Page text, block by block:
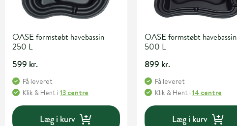
OASE formstøbt havebassin
250 L
599 kr.
Få leveret
Klik & Hent i 13 centre
Læg i kurv
OASE formstøbt havebassin
500 L
899 kr.
Få leveret
Klik & Hent i 14 centre
Læg i kurv